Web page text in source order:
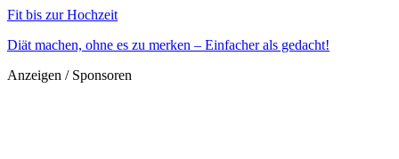
Fit bis zur Hochzeit
Diät machen, ohne es zu merken – Einfacher als gedacht!
Anzeigen / Sponsoren